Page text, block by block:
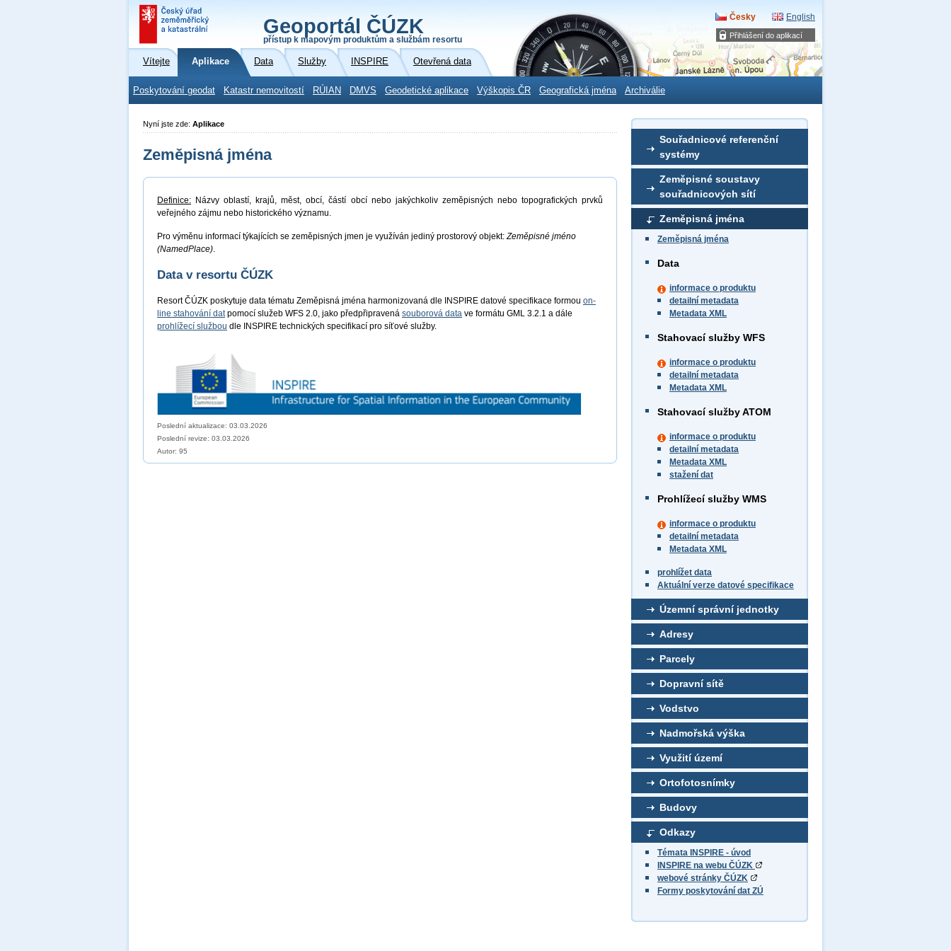
Přihlášení do aplikací
Geoportál ČÚZK
přístup k mapovým produktům a službám resortu
Česky English
Vítejte Aplikace Data Služby INSPIRE Otevřená data
Poskytování geodat Katastr nemovitostí RÚIAN DMVS Geodetické aplikace Výškopis ČR Geografická jména Archiválie
Souřadnicové referenční
systémy
Zeměpisné soustavy
souřadnicových sítí
Zeměpisná jména
Zeměpisná jména
Data
informace o produktu
detailní metadata
Metadata XML
Stahovací služby WFS
informace o produktu
detailní metadata
Metadata XML
Stahovací služby ATOM
informace o produktu
detailní metadata
Metadata XML
stažení dat
Prohlížecí služby WMS
informace o produktu
detailní metadata
Metadata XML
prohlížet data
Aktuální verze datové specifikace
Územní správní jednotky
Adresy
Parcely
Dopravní sítě
Vodstvo
Nadmořská výška
Využití území
Ortofotosnímky
Budovy
Odkazy
Témata INSPIRE - úvod
INSPIRE na webu ČÚZK
webové stránky ČÚZK
Formy poskytování dat ZÚ
Nyní jste zde: Aplikace
Zeměpisná jména
Definice: Názvy oblastí, krajů, měst, obcí, částí obcí nebo jakýchkoliv zeměpisných nebo topografických prvků
veřejného zájmu nebo historického významu.
Pro výměnu informací týkajících se zeměpisných jmen je využíván jediný prostorový objekt:Zeměpisné jméno
(NamedPlace).
Data v resortu ČÚZK
Resort ČÚZK poskytuje data tématu Zeměpisná jména harmonizovaná dle INSPIRE datové specifikace formou on-
line stahování datpomocí služeb WFS 2.0, jako předpřipravená souborová data ve formátu GML 3.2.1 a dále
prohlížecí službou dle INSPIRE technických specifikací pro síťové služby.
Poslední aktualizace: 03.03.2026
Poslední revize: 03.03.2026
Autor: 95